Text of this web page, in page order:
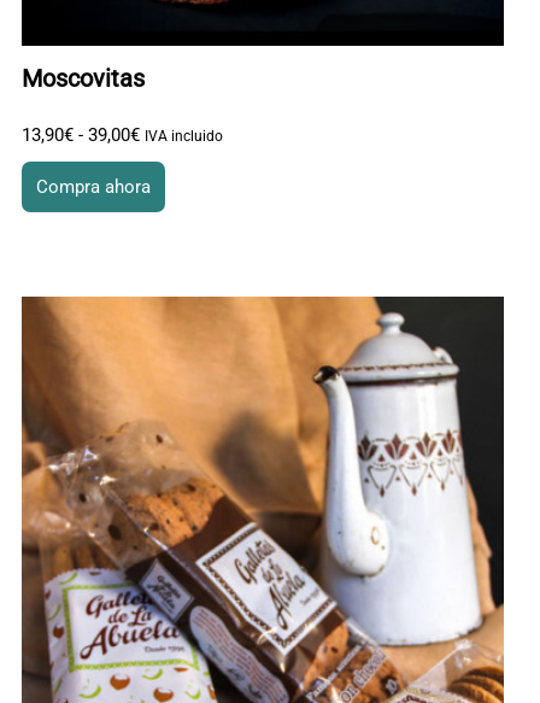
Moscovitas
13,90€ - 39,00€ Rango de precios: desde 13
IVA incluido
Compra ahora